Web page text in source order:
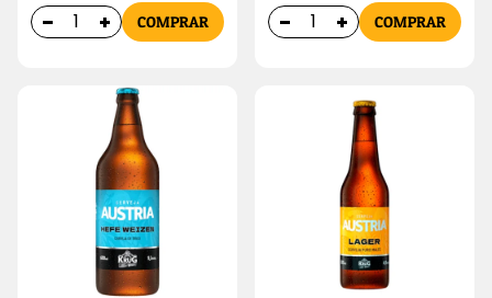
COMPRAR COMPRAR